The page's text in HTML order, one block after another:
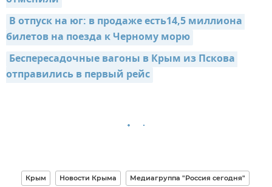
В отпуск на юг: в продаже есть14,5 миллиона
билетов на поезда к Черному морю
Беспересадочные вагоны в Крым из Пскова
отправились в первый рейс
Крым Новости Крыма Медиагруппа "Россия сегодня"